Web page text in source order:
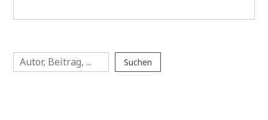
Das
Gedächtnis
Suchen
Suchen